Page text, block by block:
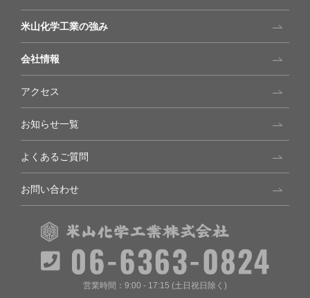
米山化学工業の強み
会社情報
アクセス
お知らせ一覧
よくあるご質問
お問い合わせ
営業時間：9:00 - 17:15 (土日祝日除く)